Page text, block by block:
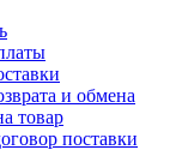
и обмена
товар
поставки